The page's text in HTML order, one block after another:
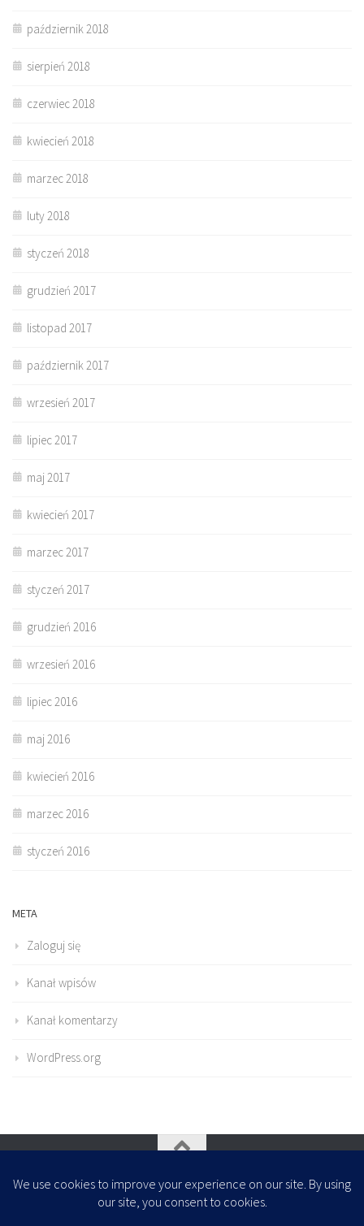
październik 2018
sierpień 2018
czerwiec 2018
kwiecień 2018
marzec 2018
luty 2018
styczeń 2018
grudzień 2017
listopad 2017
październik 2017
wrzesień 2017
lipiec 2017
maj 2017
kwiecień 2017
marzec 2017
styczeń 2017
grudzień 2016
wrzesień 2016
lipiec 2016
maj 2016
kwiecień 2016
marzec 2016
styczeń 2016
META
Zaloguj się
Kanał wpisów
Kanał komentarzy
WordPress.org